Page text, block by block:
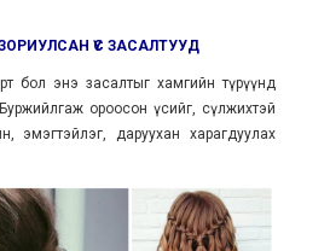
ҮС ЗАСАЛТУУД
бол энэ засалтыг хамгийн түрүүнд
ороосон үсийг, сүлжихтэй
эмэгтэйлэг, даруухан харагдуулах